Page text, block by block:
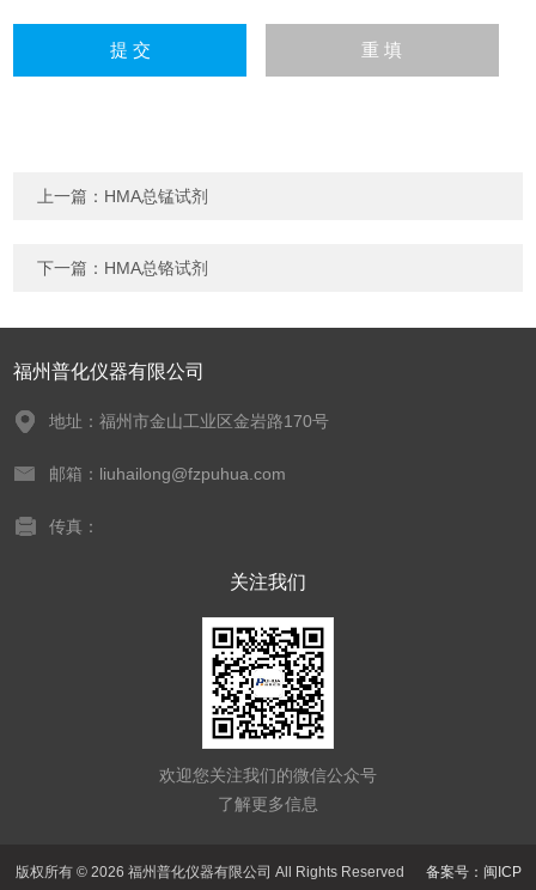
上一篇： HMA总锰试剂
下一篇： HMA总铬试剂
福州普化仪器有限公司
地址：福州市金山工业区金岩路170号
邮箱：liuhailong@fzpuhua.com
传真：
关注我们
欢迎您关注我们的微信公众号
了解更多信息
版权所有 © 2026 福州普化仪器有限公司 All Rights Reserved 备案号：闽ICP